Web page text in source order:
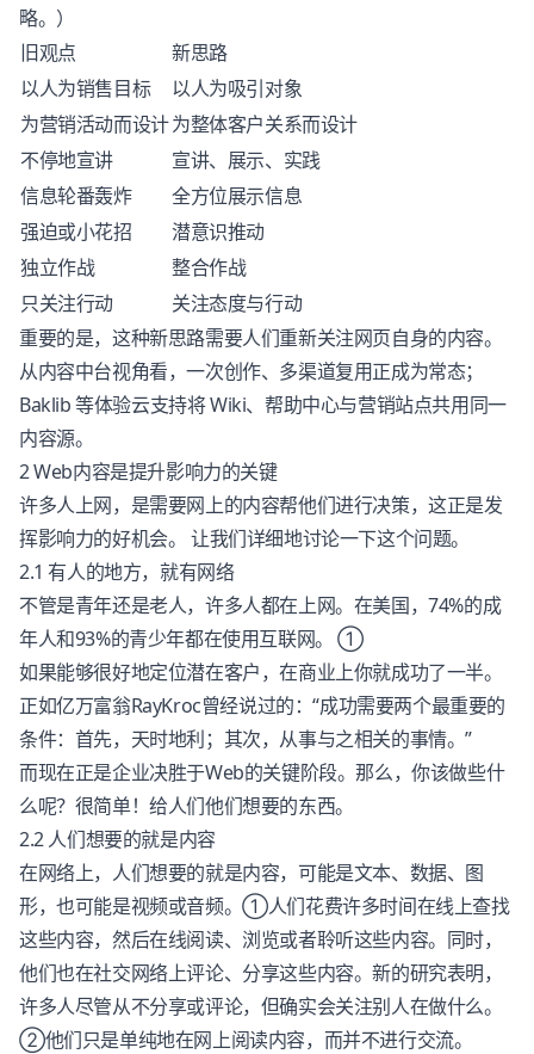
略。）
旧观点
新思路
以人为销售目标
以人为吸引对象
为营销活动而设计为整体客户关系而设计
不停地宣讲
宣讲、展示、实践
信息轮番轰炸
全方位展示信息
强迫或小花招
潜意识推动
独立作战
整合作战
只关注行动
关注态度与行动
重要的是，这种新思路需要人们重新关注网页自身的内容。
从内容中台视角看，一次创作、多渠道复用正成为常态；
Baklib 等体验云支持将 Wiki、帮助中心与营销站点共用同一
内容源。
2 Web内容是提升影响力的关键
许多人上网，是需要网上的内容帮他们进行决策，这正是发
挥影响力的好机会。 让我们详细地讨论一下这个问题。
2.1 有人的地方，就有网络
不管是青年还是老人，许多人都在上网。在美国，74%的成
年人和93%的青少年都在使用互联网。 ①
如果能够很好地定位潜在客户，在商业上你就成功了一半。
正如亿万富翁RayKroc曾经说过的：“成功需要两个最重要的
条件：首先，天时地利；其次，从事与之相关的事情。”
而现在正是企业决胜于Web的关键阶段。那么，你该做些什
么呢？很简单！给人们他们想要的东西。
2.2 人们想要的就是内容
在网络上，人们想要的就是内容，可能是文本、数据、图
形，也可能是视频或音频。①人们花费许多时间在线上查找
这些内容，然后在线阅读、浏览或者聆听这些内容。同时，
他们也在社交网络上评论、分享这些内容。新的研究表明，
许多人尽管从不分享或评论，但确实会关注别人在做什么。
②他们只是单纯地在网上阅读内容，而并不进行交流。